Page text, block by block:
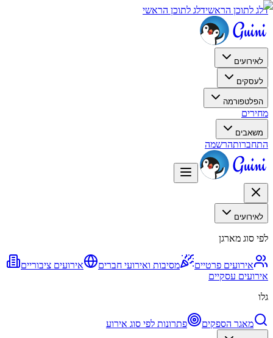
דלג לתוכן הראשידלג לתוכן הראשי
לאירועים
לעסקים
הפלטפורמה
מחירים
משאבים
התחברותהרשמה
לאירועים
לפי סוג מארגן
אירועים פרטיים מסיבות ואירועי חברים
אירועים ציבוריים
אירועים עסקיים
גלו
מאגר הספקים פתרונות לפי סוג אירוע